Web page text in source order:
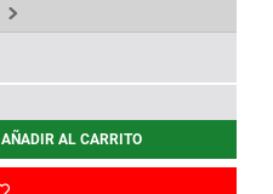
AÑADIR AL CARRITO